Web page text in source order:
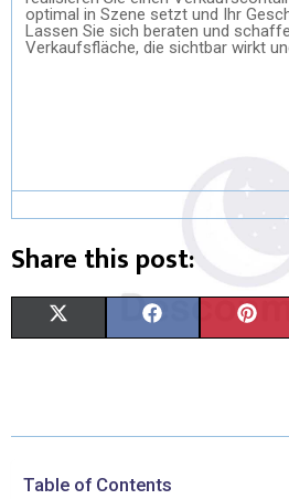
optimal in Szene setzt und Ihr
Lassen Sie sich beraten und
Verkaufsfläche, die sichtbar wirkt
Share this post:
W E T
Table of Contents